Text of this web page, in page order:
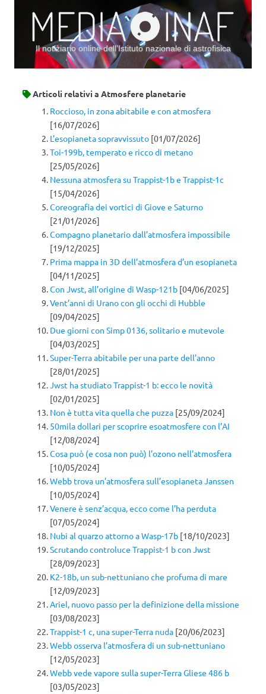
Il notiziario online dell’Istituto nazionale di astrofisica
Articoli relativi a Atmosfere planetarie
Roccioso, in zona abitabile e con atmosfera
[16/07/2026]
L’esopianeta sopravvissuto [01/07/2026]
Toi-199b, temperato e ricco di metano
[25/05/2026]
Nessuna atmosfera su Trappist-1b e Trappist-1c
[15/04/2026]
Coreografia dei vortici di Giove e Saturno
[21/01/2026]
Compagno planetario dall’atmosfera impossibile
[19/12/2025]
Prima mappa in 3D dell’atmosfera d’un esopianeta
[04/11/2025]
Con Jwst, all’origine di Wasp-121b [04/06/2025]
Vent’anni di Urano con gli occhi di Hubble
[09/04/2025]
Due giorni con Simp 0136, solitario e mutevole
[04/03/2025]
Super-Terra abitabile per una parte dell’anno
[28/01/2025]
Jwst ha studiato Trappist-1 b: ecco le novità
[02/01/2025]
Non è tutta vita quella che puzza [25/09/2024]
50mila dollari per scoprire esoatmosfere con l’AI
[12/08/2024]
Cosa può (e cosa non può) l’ozono nell’atmosfera
[10/05/2024]
Webb trova un’atmosfera sull’esopianeta Janssen
[10/05/2024]
Venere è senz’acqua, ecco come l’ha perduta
[07/05/2024]
Nubi al quarzo attorno a Wasp-17b [18/10/2023]
Scrutando controluce Trappist-1 b con Jwst
[28/09/2023]
K2-18b, un sub-nettuniano che profuma di mare
[12/09/2023]
Ariel, nuovo passo per la definizione della missione
[03/08/2023]
Trappist-1 c, una super-Terra nuda [20/06/2023]
Webb osserva l’atmosfera di un sub-nettuniano
[12/05/2023]
Webb vede vapore sulla super-Terra Gliese 486 b
[03/05/2023]